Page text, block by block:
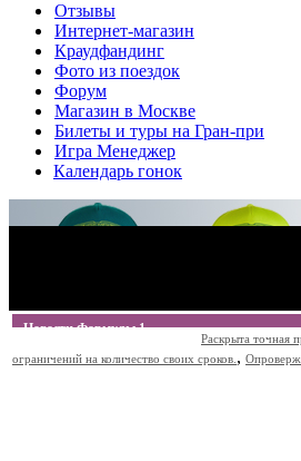
Отзывы
Интернет-магазин
Краудфандинг
Фото из поездок
Форум
Магазин в Москве
Билеты и туры на Гран-при
Игра Менеджер
Календарь гонок
Новости Формулы 1
Раскрыта точная
ограничений на количество своих сроков. ,